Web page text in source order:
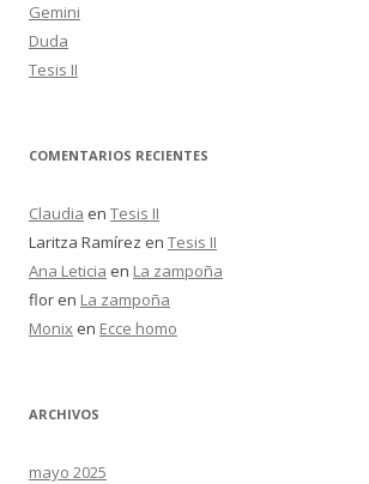
Gemini
Duda
Tesis II
COMENTARIOS RECIENTES
Claudia en Tesis II
Laritza Ramírez en Tesis II
Ana Leticia en La zampoña
flor en La zampoña
Monix en Ecce homo
ARCHIVOS
mayo 2025